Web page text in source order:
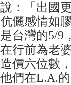
說：「出國
伉儷感情如
是台灣的5/9
在行前為老
造價六位數
他們在L.A.